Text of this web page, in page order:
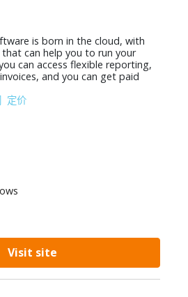
is born in the cloud, with
can help you to run your
can access flexible reporting,
and you can get paid
定价
Visit site